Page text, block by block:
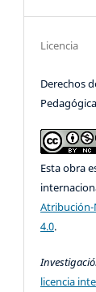
Licencia
Derechos
Esta obra
4.0.
licencia